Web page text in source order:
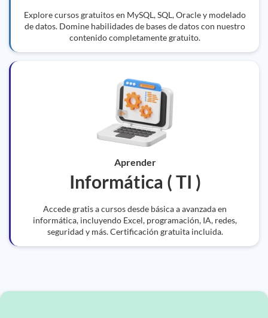
Explore cursos gratuitos en MySQL, SQL, Oracle y modelado
de datos. Domine habilidades de bases de datos con nuestro
contenido completamente gratuito.
Aprender
Informática ( TI )
Accede gratis a cursos desde básica a avanzada en
informática, incluyendo Excel, programación, IA, redes,
seguridad y más. Certificación gratuita incluida.